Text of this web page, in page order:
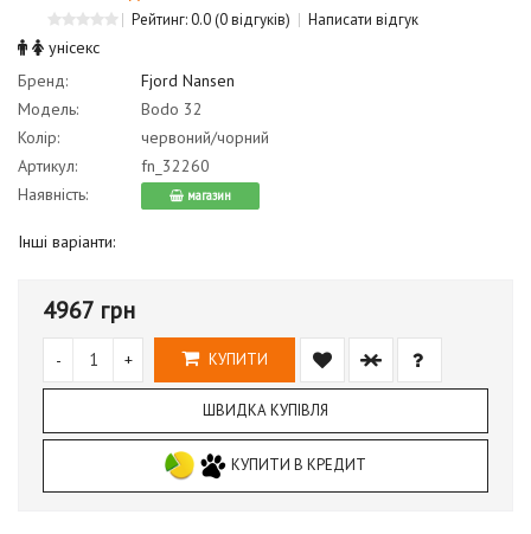
Рейтинг: 0.0(0 відгуків) Написати відгук
унісекс
Бренд:
Fjord Nansen
Модель:
Bodo 32
Колір:
червоний/чорний
Артикул:
fn_32260
Наявність:
магазин
Інші варіанти:
4967 грн
- + КУПИТИ
ШВИДКА КУПІВЛЯ
КУПИТИ В КРЕДИТ